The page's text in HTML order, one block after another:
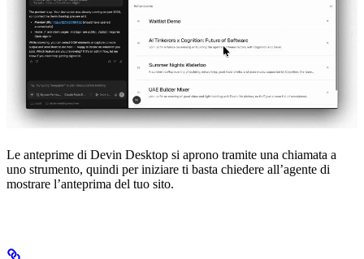
Le anteprime di Devin Desktop si aprono tramite una chiamata a
uno strumento, quindi per iniziare ti basta chiedere all’agente di
mostrare l’anteprima del tuo sito.